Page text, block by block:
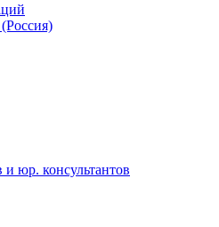
и юр. консультантов